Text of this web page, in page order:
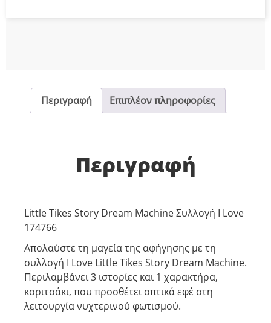
ποσότητα
Περιγραφή Επιπλέον πληροφορίες
Περιγραφή
Little Tikes Story Dream Machine Συλλογή I Love
174766
Απολαύστε τη μαγεία της αφήγησης με τη
συλλογή I Love Little Tikes Story Dream Machine.
Περιλαμβάνει 3 ιστορίες και 1 χαρακτήρα,
κοριτσάκι, που προσθέτει οπτικά εφέ στη
λειτουργία νυχτερινού φωτισμού.